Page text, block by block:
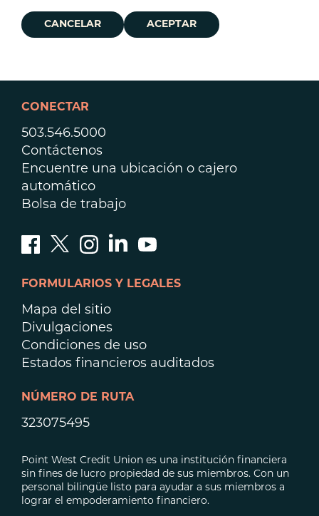
CANCELAR ACEPTAR
CONECTAR
503.546.5000
Contáctenos
Encuentre una ubicación o cajero
automático
Bolsa de trabajo
FORMULARIOS Y LEGALES
Mapa del sitio
Divulgaciones
Condiciones de uso
Estados financieros auditados
NÚMERO DE RUTA
323075495
Point West Credit Union es una institución financiera
sin fines de lucro propiedad de sus miembros. Con un
personal bilingüe listo para ayudar a sus miembros a
lograr el empoderamiento financiero.